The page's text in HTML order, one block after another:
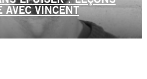
AVEC VINCENT